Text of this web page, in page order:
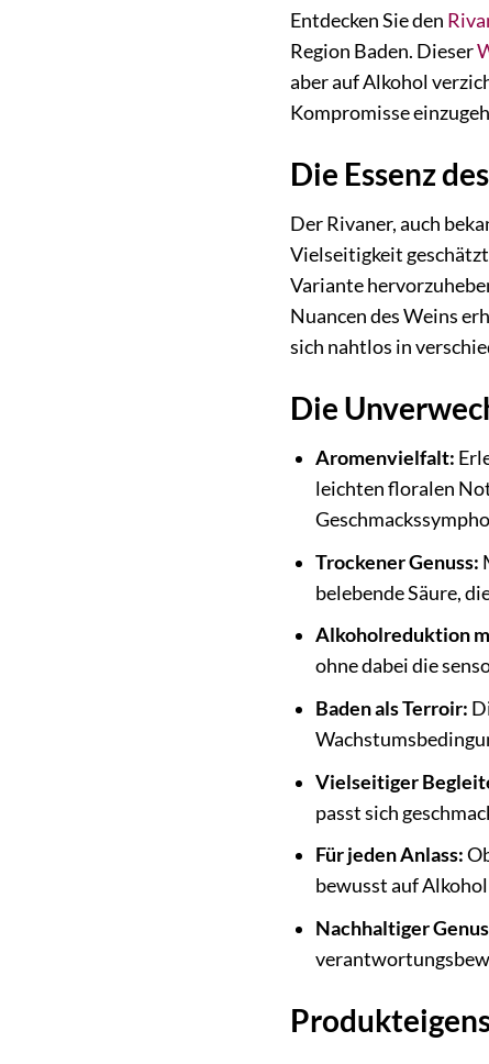
Entdecken Sie den
Region Baden. Dieser
aber auf Alkohol
Kompromisse
Die Essenz
Der Rivaner, auch
Vielseitigkeit
Variante
Nuancen des Weins
sich nahtlos in
Die
Aromenvielfalt:
leichten floralen
Trockener Genuss:
belebende Säure,
Alkoholreduktion
ohne dabei die
Baden als Terroir:
Vielseitiger
passt sich
Für jeden Anlass:
bewusst auf
Nachhaltiger